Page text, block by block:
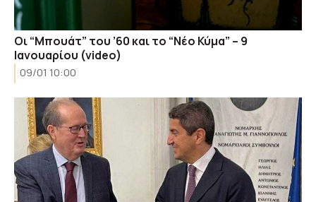
Οι “Μπουάτ” του ’60 και το “Νέο Κύμα” – 9
Ιανουαρίου (video)
09/01 10:00